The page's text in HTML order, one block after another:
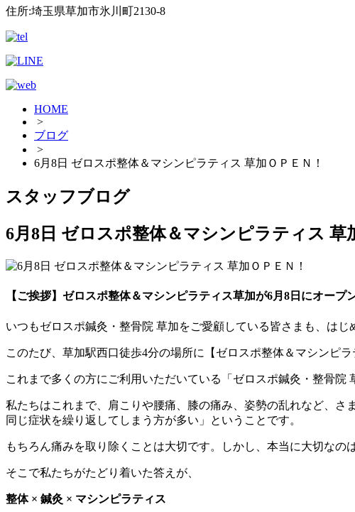
住所:埼玉県草加市氷川町2130-8
HOME
>
ブログ
>
6月8日 ゼロスポ整体＆マシンピラティス 草加ＯＰＥＮ！
スタッフブログ
6月8日 ゼロスポ整体＆マシンピラティス
【ご挨拶】ゼロスポ整体＆マシンピラティス草加が6月8日にオープ
いつもゼロスポ鍼灸・整骨院 草加をご愛顧している皆さまも、はじ
このたび、草加駅西口徒歩4分の場所に【ゼロスポ整体＆マシンピ
これまで多くの方にご利用いただいている「ゼロスポ鍼灸・整骨
私たちはこれまで、肩こりや腰痛、膝の痛み、姿勢の乱れなど、
同じ症状を繰り返してしまう方が多い」ということです。
もちろん痛みを取り除くことは大切です。しかし、本当に大切な
そこで私たちがたどり着いた答えが、
整体 × 鍼灸 × マシンピラティス